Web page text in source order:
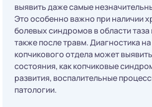
выявить даже самые
Это особенно важно при наличии
болевых синдромов в области таза
также после травм. Диагностика
копчикового отдела может
состояния, как копчиковые
развития, воспалительные
патологии.